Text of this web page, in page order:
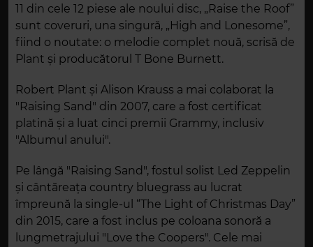
11 din cele 12 piese ale noului disc, „Raise the Roof”
sunt coveruri, una singură, „High and Lonesome”,
fiind o noutate: o melodie complet nouă, scrisă de
Plant și producătorul T Bone Burnett.
Robert Plant și Alison Krauss a mai colaborat la
"Raising Sand" din 2007, care a fost certificat
platină și a luat cinci premii Grammy, inclusiv
"Albumul anului".
Pe lângă "Raising Sand", fostul solist Led Zeppelin
și cântăreața country bluegrass au lucrat
împreună la single-ul “The Light of Christmas Day”
din 2015, care a fost inclus pe coloana sonoră a
lungmetrajului "Love the Coopers". Cele mai